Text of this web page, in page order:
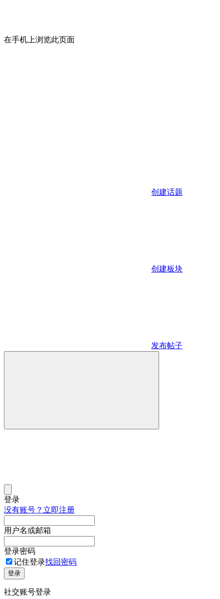
在手机上浏览此页面
创建话题
创建板块
发布帖子
登录
没有账号？立即注册
用户名或邮箱
登录密码
记住登录找回密码
登录
社交账号登录